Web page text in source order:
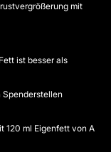
mit
ist besser als
Spenderstellen
120 ml Eigenfett von A